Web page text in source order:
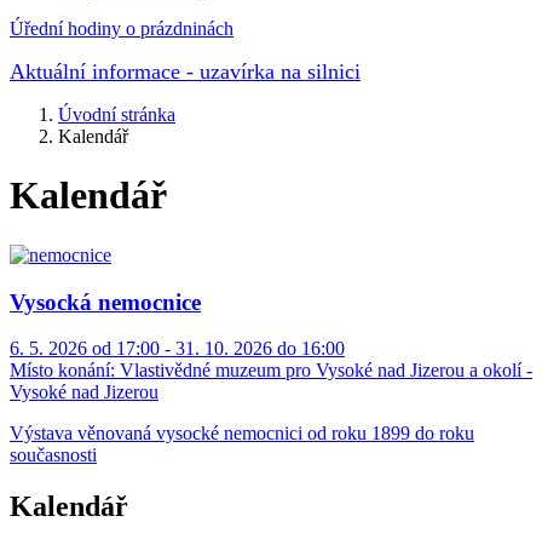
Úřední hodiny o prázdninách
Aktuální informace - uzavírka na silnici
Úvodní stránka
Kalendář
Kalendář
Vysocká nemocnice
6. 5. 2026 od 17:00 - 31. 10. 2026 do 16:00
Místo konání: Vlastivědné muzeum pro Vysoké nad Jizerou a okolí -
Vysoké nad Jizerou
Výstava věnovaná vysocké nemocnici od roku 1899 do roku
současnosti
Kalendář